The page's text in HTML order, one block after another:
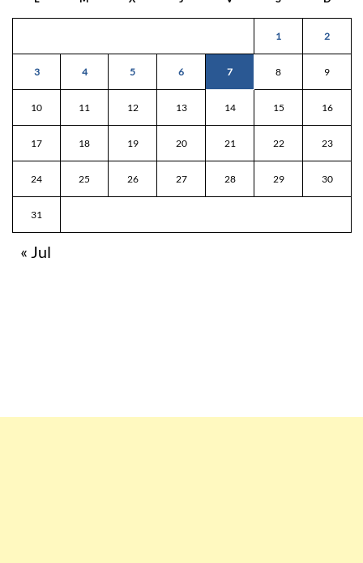
1 2
3 4 5 6 7 8 9
10 11 12 13 14 15 16
17 18 19 20 21 22 23
24 25 26 27 28 29 30
31
« Jul